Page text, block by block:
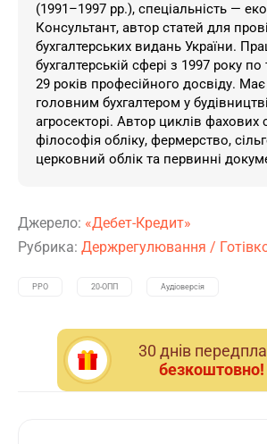
(1991–1997 рр.), спеціальність —
Консультант, автор статей для
бухгалтерських видань України.
бухгалтерській сфері з 1997 року по
29 років професійного досвіду.
головним бухгалтером у
агросекторі. Автор циклів фахових
філософія обліку, фермерство,
церковний облік та первинні
Джерело: «Дебет-Кредит»
Рубрика: Держрегулювання /
РРО 20-OПП Аудіоверсія
30 днiв
безкоштовно!